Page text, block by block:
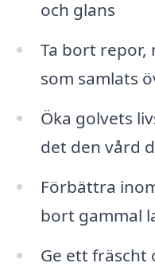
och glans
Ta bort repor,
som samlats
Öka golvets
det den vård
Förbättra
bort gammal
Ge ett fräscht